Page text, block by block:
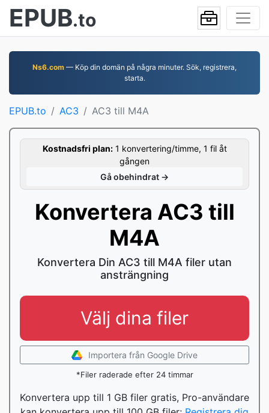
EPUB.to
Ns6.com — Köp din domän på några minuter. Sök, registrera,
starta.
EPUB.to AC3 AC3 till M4A
Kostnadsfri plan:1 konvertering/timme, 1 fil åt
gången
Gå obehindrat →
Konvertera AC3 till
M4A
Konvertera Din AC3 till M4A filer utan
ansträngning
Välj dina filer
Importera från Google Drive
*Filer raderade efter 24 timmar
Konvertera upp till 1 GB filer gratis, Pro-användare